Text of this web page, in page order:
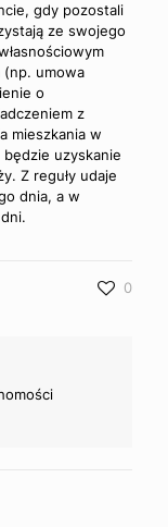
gdy pozostali
ze swojego
(np. umowa
o
z
mieszkania w
uzyskanie
Z reguły udaje
dnia, a w
0